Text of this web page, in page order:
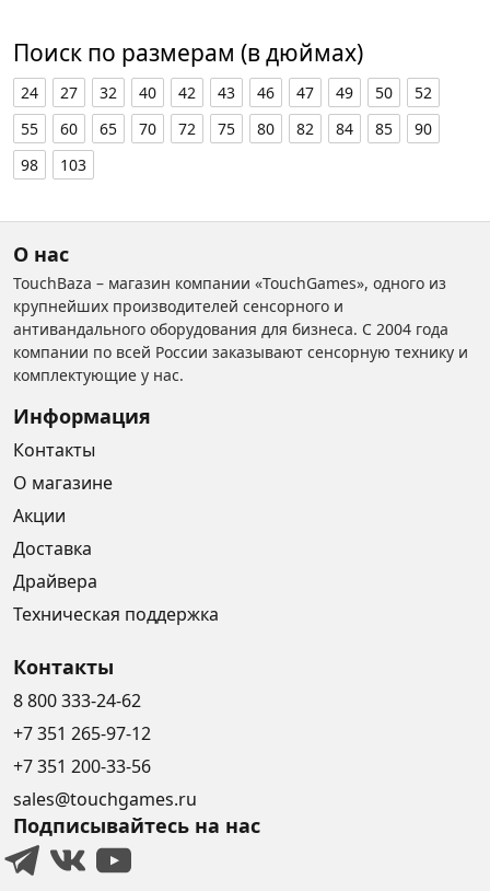
Поиск по размерам (в дюймах)
24 27 32 40 42 43 46 47 49 50
52
55
60 65 70 72 75 80 82 84 85
90
98
103
О нас
TouchBaza – магазин компании «TouchGames», одного из
крупнейших производителей сенсорного и
антивандального оборудования для бизнеса. С 2004 года
компании по всей России заказывают сенсорную технику и
комплектующие у нас.
Информация
Контакты
О магазине
Акции
Доставка
Драйвера
Техническая поддержка
Контакты
8 800 333-24-62
+7 351 265-97-12
+7 351 200-33-56
sales@touchgames.ru
Подписывайтесь на нас